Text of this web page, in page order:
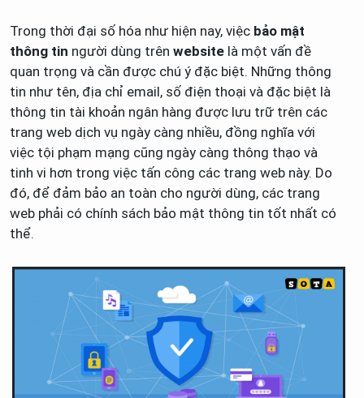
Trong thời đại số hóa như hiện nay, việc bảo mật
thông tin người dùng trênwebsite là một vấn đề
quan trọng và cần được chú ý đặc biệt. Những thông
tin như tên, địa chỉ email, số điện thoại và đặc biệt là
thông tin tài khoản ngân hàng được lưu trữ trên các
trang web dịch vụ ngày càng nhiều, đồng nghĩa với
việc tội phạm mạng cũng ngày càng thông thạo và
tinh vi hơn trong việc tấn công các trang web này. Do
đó, để đảm bảo an toàn cho người dùng, các trang
web phải có chính sách bảo mật thông tin tốt nhất có
thể.